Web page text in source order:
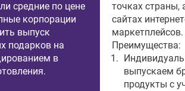
средние по цене
корпорации
выпуск
подарков на
в
точках страны,
сайтах
маркетплейсов.
Преимущества:
выпускаем
продукты с